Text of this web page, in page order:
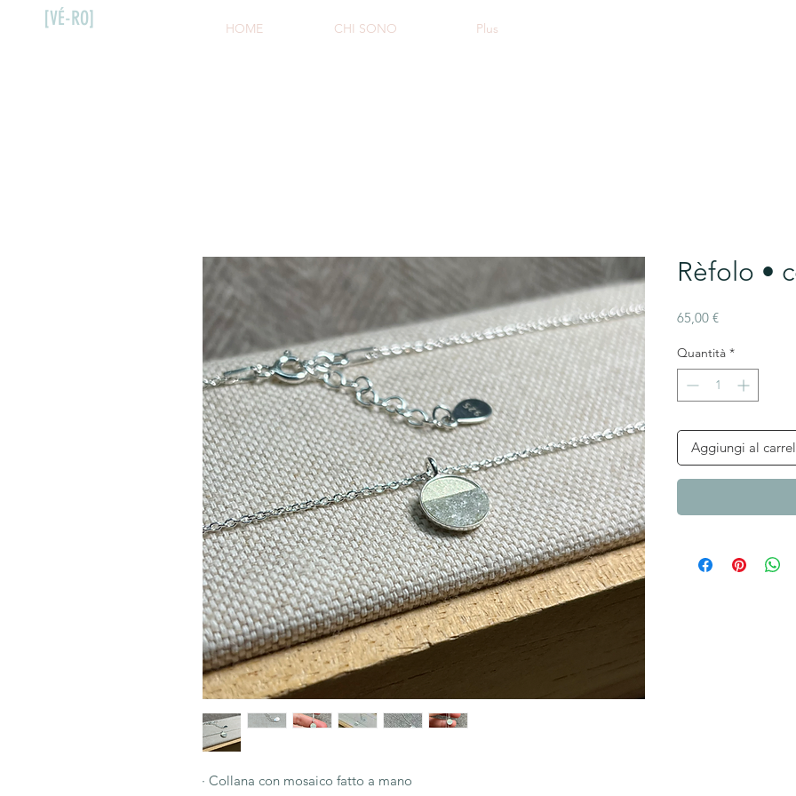
[VÉ-RO] HOME CHI SONO Plus
· Collana con mosaico fatto a mano
Rèfolo •
65,00 €Prezzo
Quantità *
Aggiungi al